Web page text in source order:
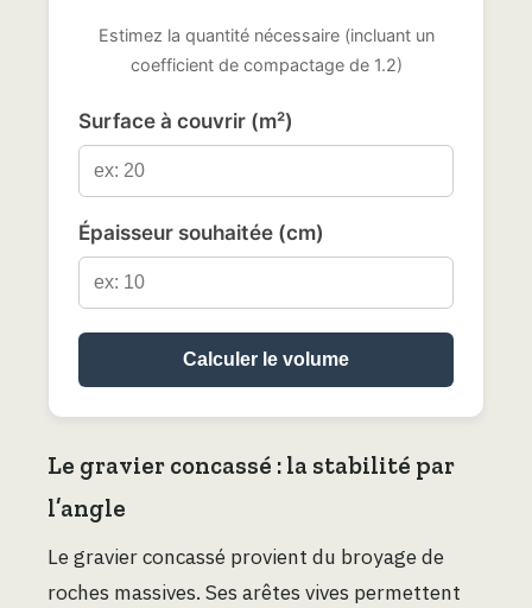
Estimez la quantité nécessaire (incluant un
coefficient de compactage de 1.2)
Surface à couvrir (m²)
Épaisseur souhaitée (cm)
Calculer le volume
Le gravier concassé : la stabilité par
l’angle
Le gravier concassé provient du broyage de
roches massives. Ses arêtes vives permettent